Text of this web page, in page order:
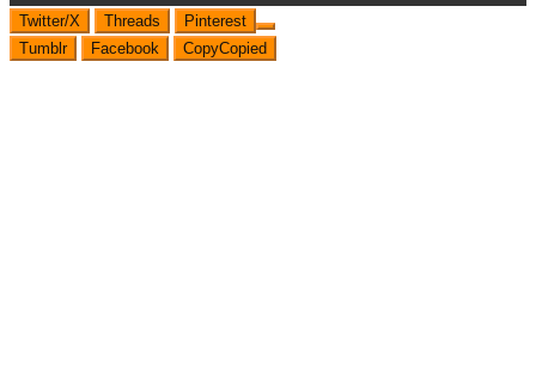
Twitter/X Threads
Pinterest
Tumblr
Facebook CopyCopied